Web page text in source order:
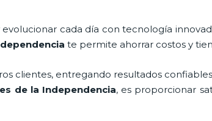
cada día con tecnología
te permite ahorrar costos y
clientes, entregando resultados
de la Independencia, es proporcionar